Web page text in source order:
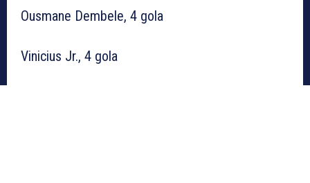
Ousmane Dembele, 4 gola
Vinicius Jr., 4 gola